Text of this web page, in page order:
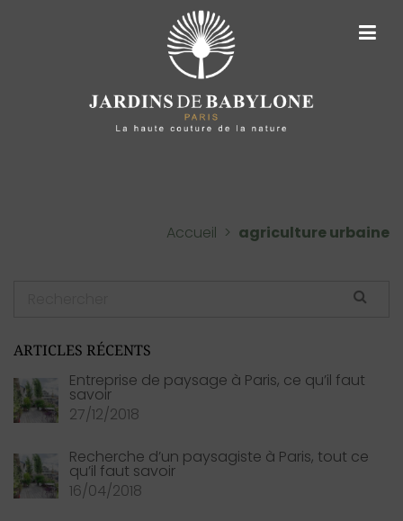
ARCHIVES DE TAGS :
AGRICULTURE
URBAINE
Accueil > agriculture urbaine
ARTICLES RÉCENTS
Entreprise de paysage à Paris, ce qu’il faut
savoir
27/12/2018
Recherche d’un paysagiste à Paris, tout ce
qu’il faut savoir
16/04/2018